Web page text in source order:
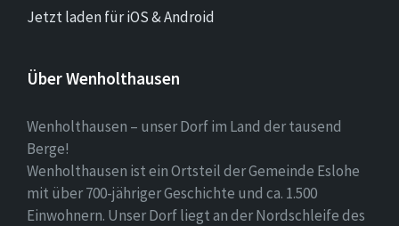
Jetzt laden für iOS & Android
Über Wenholthausen
Wenholthausen – unser Dorf im Land der tausend
Berge!
Wenholthausen ist ein Ortsteil der Gemeinde Eslohe
mit über 700-jähriger Geschichte und ca. 1.500
Einwohnern. Unser Dorf liegt an der Nordschleife des